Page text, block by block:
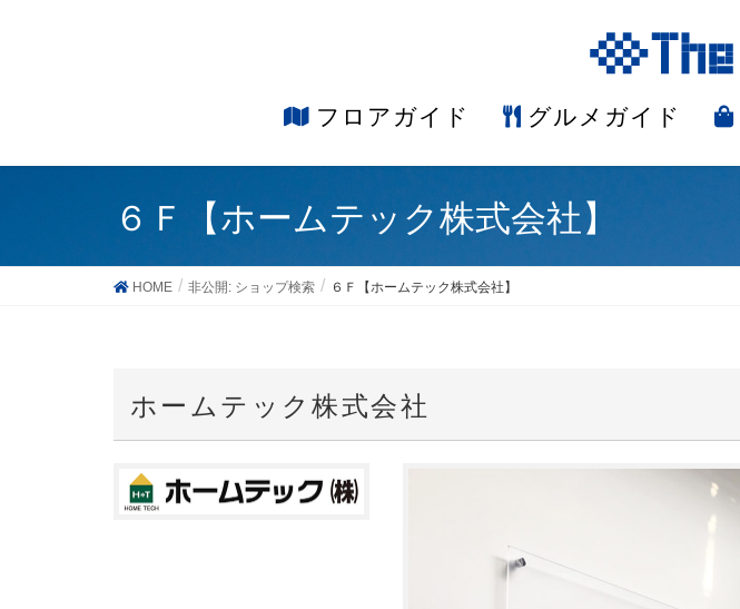
フロアガイド グルメガイド
６Ｆ【ホームテック株式会社】
HOME 非公開: ショップ検索 ６Ｆ【ホームテック株式会社】
ホームテック株式会社